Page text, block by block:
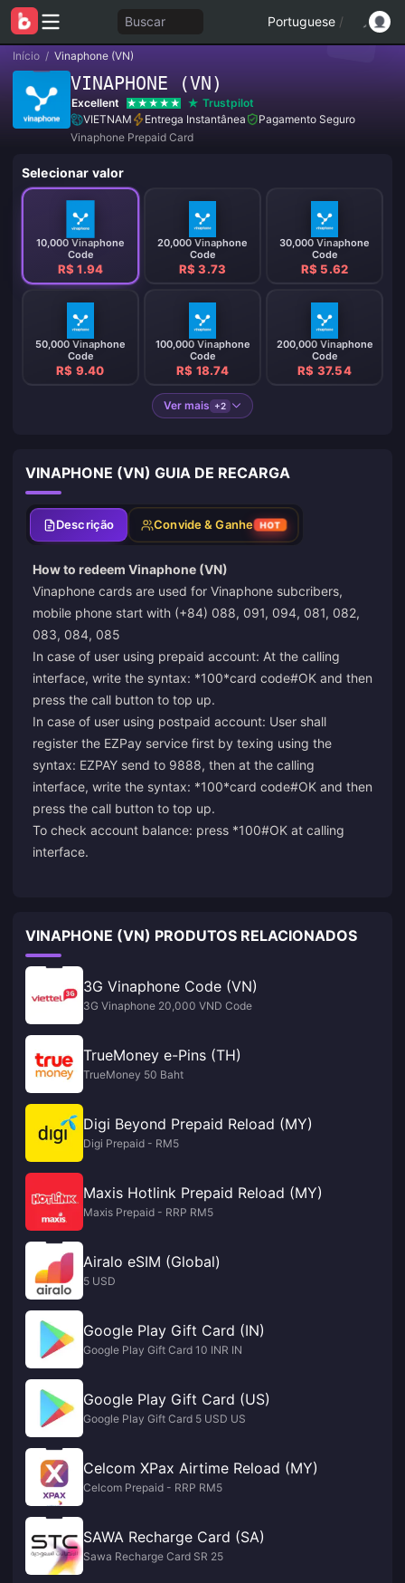
Buscar Portuguese /
Início / Vinaphone (VN)
VINAPHONE (VN)
Excellent
Trustpilot
VIETNAM
Entrega Instantânea
Pagamento Seguro
Vinaphone Prepaid Card
Selecionar valor
10,000 Vinaphone
Code
R$ 1.94
20,000 Vinaphone
Code
R$ 3.73
30,000 Vinaphone
Code
R$ 5.62
50,000 Vinaphone
Code
R$ 9.40
100,000 Vinaphone
Code
R$ 18.74
200,000 Vinaphone
Code
R$ 37.54
Ver mais +2
VINAPHONE (VN) GUIA DE RECARGA
Descrição Convide & Ganhe HOT
How to redeem Vinaphone (VN)
Vinaphone cards are used for Vinaphone subcribers,
mobile phone start with (+84) 088, 091, 094, 081, 082,
083, 084, 085
In case of user using prepaid account: At the calling
interface, write the syntax: *100*card code#OK and then
press the call button to top up.
In case of user using postpaid account: User shall
register the EZPay service first by texing using the
syntax: EZPAY send to 9888, then at the calling
interface, write the syntax: *100*card code#OK and then
press the call button to top up.
To check account balance: press *100#OK at calling
interface.
VINAPHONE (VN) PRODUTOS RELACIONADOS
3G Vinaphone Code (VN)
3G Vinaphone 20,000 VND Code
TrueMoney e-Pins (TH)
TrueMoney 50 Baht
Digi Beyond Prepaid Reload (MY)
Digi Prepaid - RM5
Maxis Hotlink Prepaid Reload (MY)
Maxis Prepaid - RRP RM5
Airalo eSIM (Global)
5 USD
Google Play Gift Card (IN)
Google Play Gift Card 10 INR IN
Google Play Gift Card (US)
Google Play Gift Card 5 USD US
Celcom XPax Airtime Reload (MY)
Celcom Prepaid - RRP RM5
SAWA Recharge Card (SA)
Sawa Recharge Card SR 25